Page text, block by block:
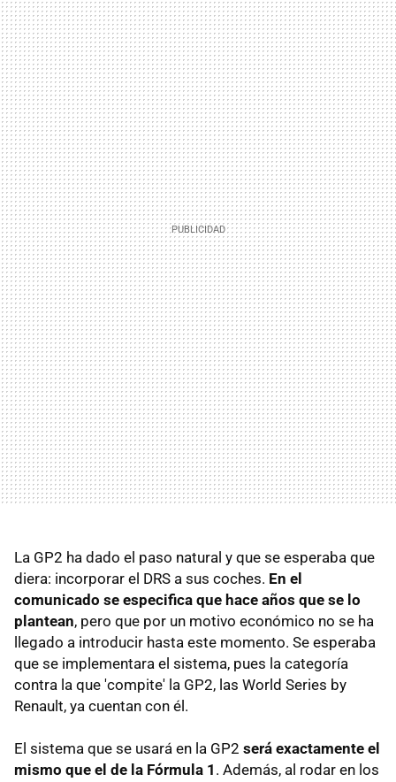
La GP2 ha dado el paso natural y que se esperaba que
diera: incorporar el DRS a sus coches. En el
comunicado se especifica que hace años que se lo
plantean, pero que por un motivo económico no se ha
llegado a introducir hasta este momento. Se esperaba
que se implementara el sistema, pues la categoría
contra la que 'compite' la GP2, las World Series by
Renault, ya cuentan con él.
El sistema que se usará en la GP2 será exactamente el
mismo que el de la Fórmula 1 . Además, al rodar en los